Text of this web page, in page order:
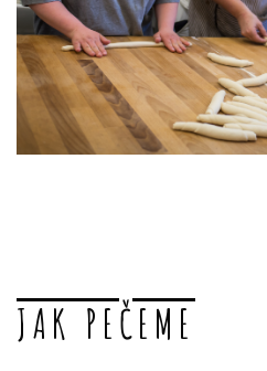
JAK PEČEME